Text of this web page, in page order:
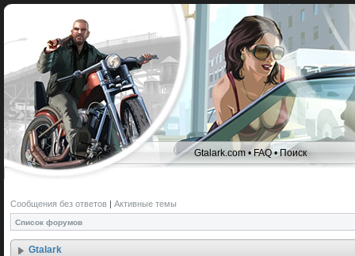
Gtalark.com •FAQ•Поиск
Сообщения без ответов | Активные темы
Список форумов
Gtalark